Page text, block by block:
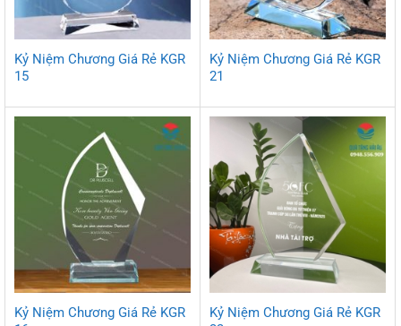
Kỷ Niệm Chương Giá Rẻ KGR
15
Kỷ Niệm Chương Giá Rẻ KGR
21
Kỷ Niệm Chương Giá Rẻ KGR
Kỷ Niệm Chương Giá Rẻ KGR